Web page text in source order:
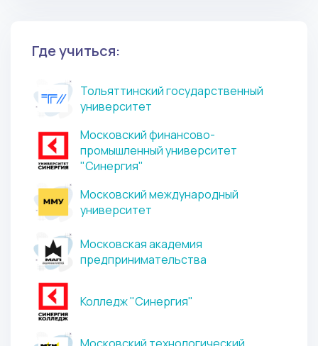
Где учиться:
Тольяттинский государственный
университет
Московский финансово-
промышленный университет
"Синергия"
Московский международный
университет
Московская академия
предпринимательства
Колледж "Синергия"